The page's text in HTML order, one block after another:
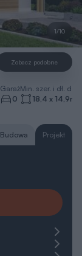
1/10
Zobacz podobne
Garaż
0
Min. szer. i dł.
18,4 x 14,9m
Budowa Projekt